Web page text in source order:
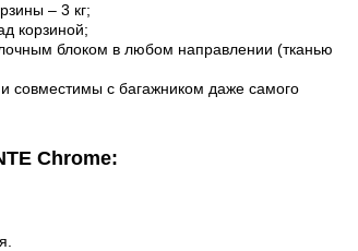
– 3 кг;
корзиной;
блоком в любом направлении (тканью
совместимы с багажником даже самого
Chrome: